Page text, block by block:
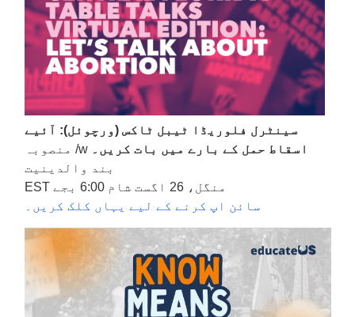
سینٹرل فلوریڈا ٹیبل ٹاکس (ورچوئل): آئیے
اسقاط حمل کے بارے میں بات کریں۔
w/ منصوبہ
بند والدینیت
منگل، 26 اگست شام 6:00 بجے EST
سائن اپ کرنے کے لیے یہاں کلک کریں۔